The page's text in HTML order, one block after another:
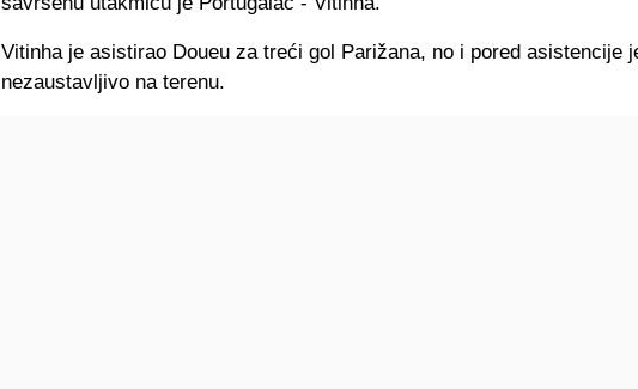
Vitinha je asistirao Doueu za treći gol Parižana, no i pored asistencije
nezaustavljivo na terenu.